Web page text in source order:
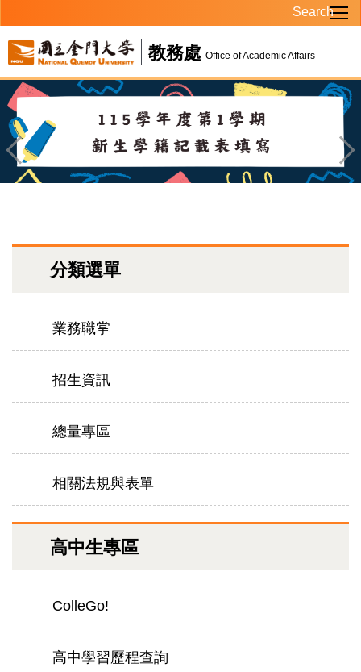
到
主
要
內
容
區
教務處 Office of Academic Affairs
Search
分類選單
業務職掌
招生資訊
總量專區
相關法規與表單
高中生專區
ColleGo!
高中學習歷程查詢